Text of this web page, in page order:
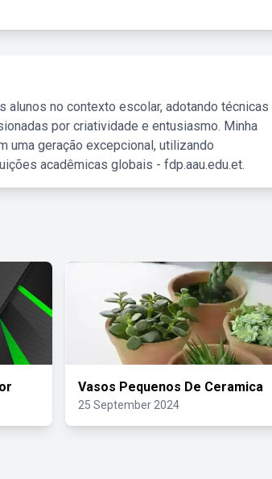
alunos no contexto escolar, adotando técnicas
por criatividade e entusiasmo. Minha
uma geração excepcional, utilizando
acadêmicas globais - fdp.aau.edu.et.
Vasos Pequenos De Ceramica
25 September 2024